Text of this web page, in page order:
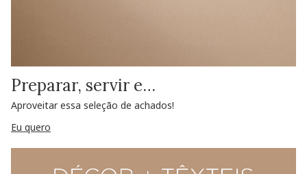
Preparar, servir e…
Aproveitar essa seleção de achados!
Eu quero